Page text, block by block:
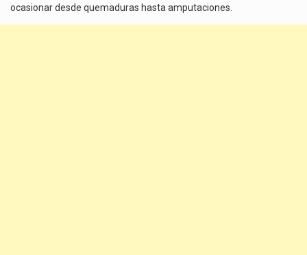
ocasionar desde quemaduras hasta amputaciones.